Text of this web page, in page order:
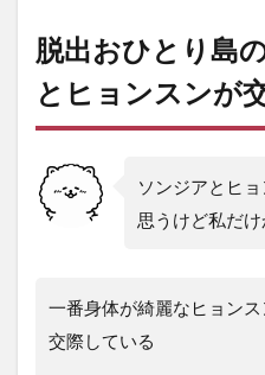
脱出おひとり島
とヒョンスンが
ソンジアとヒ
思うけど私だけ
一番身体が綺麗なヒョン
交際している